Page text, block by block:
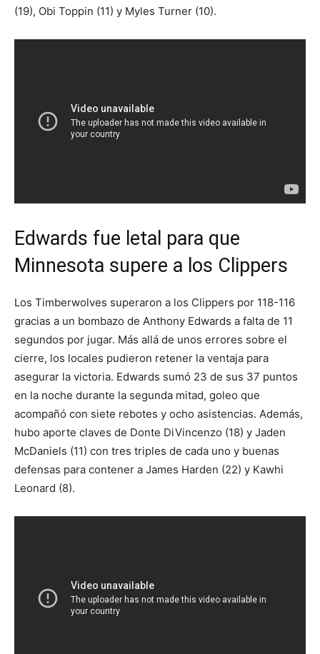
(19), Obi Toppin (11) y Myles Turner (10).
Edwards fue letal para que
Minnesota supere a los Clippers
Los Timberwolves superaron a los Clippers por 118-116
gracias a un bombazo de Anthony Edwards a falta de 11
segundos por jugar. Más allá de unos errores sobre el
cierre, los locales pudieron retener la ventaja para
asegurar la victoria. Edwards sumó 23 de sus 37 puntos
en la noche durante la segunda mitad, goleo que
acompañó con siete rebotes y ocho asistencias. Además,
hubo aporte claves de Donte DiVincenzo (18) y Jaden
McDaniels (11) con tres triples de cada uno y buenas
defensas para contener a James Harden (22) y Kawhi
Leonard (8).